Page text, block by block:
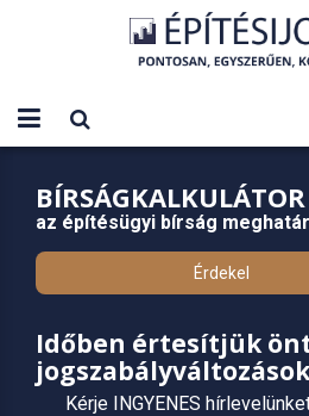
BÍRSÁGKALKULÁTOR
az építésügyi bírság
Érdekel
Időben értesítjük
Kérje INGYENES